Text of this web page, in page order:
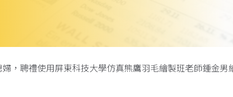
，聘禮使用屏東科技大學仿真熊鷹羽毛繪製班老師鍾金